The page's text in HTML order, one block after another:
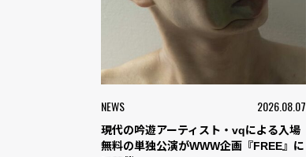
NEWS 2026.08.07
現代の吟遊アーティスト・vqによる入場
無料の単独公演がWWW企画『FREE』に